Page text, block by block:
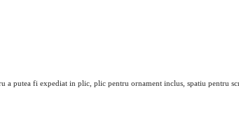
a putea fi expediat in plic, plic pentru ornament inclus, spatiu pentru